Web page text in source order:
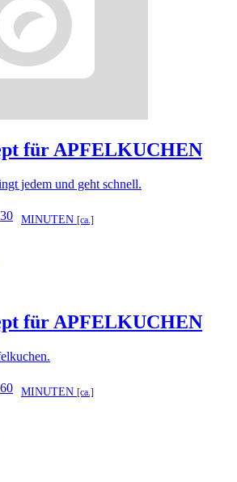
für APFELKUCHEN
jedem und geht schnell.
30 MINUTEN [ca.]
für APFELKUCHEN
60 MINUTEN [ca.]